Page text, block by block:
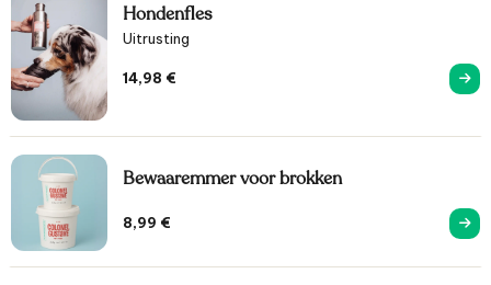
Hondenfles
Uitrusting
14,98 €
Bewaaremmer voor brokken
8,99 €